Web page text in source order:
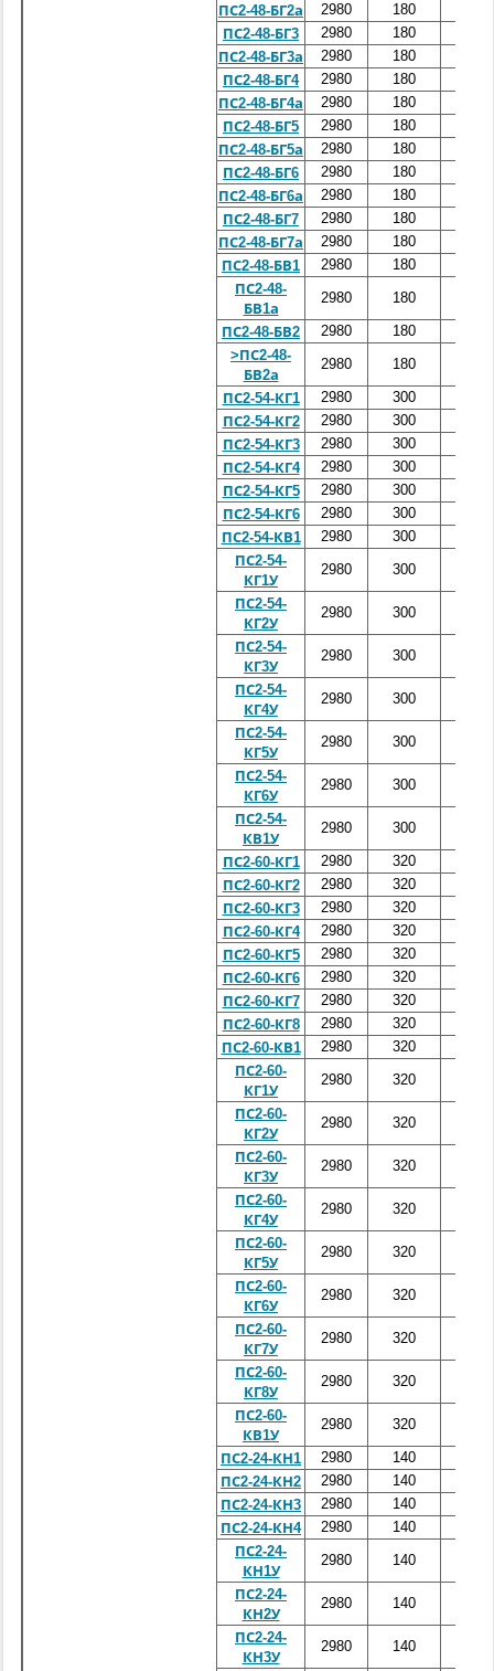
ПС2-48-БГ2а 2980 180
ПС2-48-БГ3
2980 180
ПС2-48-БГ3а
2980 180
ПС2-48-БГ4
2980 180
ПС2-48-БГ4а
2980 180
ПС2-48-БГ5
2980 180
ПС2-48-БГ5а
2980 180
ПС2-48-БГ6
2980 180
ПС2-48-БГ6а
2980 180
ПС2-48-БГ7
2980 180
ПС2-48-БГ7а
2980 180
ПС2-48-БВ1
2980 180
ПС2-48-
БВ1а
2980 180
ПС2-48-БВ2 2980 180
>ПС2-48-
БВ2а
2980 180
ПС2-54-КГ1 2980 300
ПС2-54-КГ2
2980 300
ПС2-54-КГ3
2980 300
ПС2-54-КГ4
2980 300
ПС2-54-КГ5
2980 300
ПС2-54-КГ6
2980 300
ПС2-54-КВ1
2980 300
ПС2-54-
КГ1У
2980 300
ПС2-54-
КГ2У
2980 300
ПС2-54-
КГ3У
2980 300
ПС2-54-
КГ4У
2980 300
ПС2-54-
КГ5У
2980 300
ПС2-54-
КГ6У
2980 300
ПС2-54-
КВ1У
2980 300
ПС2-60-КГ1 2980 320
ПС2-60-КГ2
2980 320
ПС2-60-КГ3
2980 320
ПС2-60-КГ4
2980 320
ПС2-60-КГ5
2980 320
ПС2-60-КГ6
2980 320
ПС2-60-КГ7
2980 320
ПС2-60-КГ8
2980 320
ПС2-60-КВ1
2980 320
ПС2-60-
КГ1У
2980 320
ПС2-60-
КГ2У
2980 320
ПС2-60-
КГ3У
2980 320
ПС2-60-
КГ4У
2980 320
ПС2-60-
КГ5У
2980 320
ПС2-60-
КГ6У
2980 320
ПС2-60-
КГ7У
2980 320
ПС2-60-
КГ8У
2980 320
ПС2-60-
КВ1У
2980 320
ПС2-24-КН1 2980 140
ПС2-24-КН2
2980 140
ПС2-24-КН3
2980 140
ПС2-24-КН4
2980 140
ПС2-24-
КН1У
2980 140
ПС2-24-
КН2У
2980 140
ПС2-24-
КН3У
2980 140